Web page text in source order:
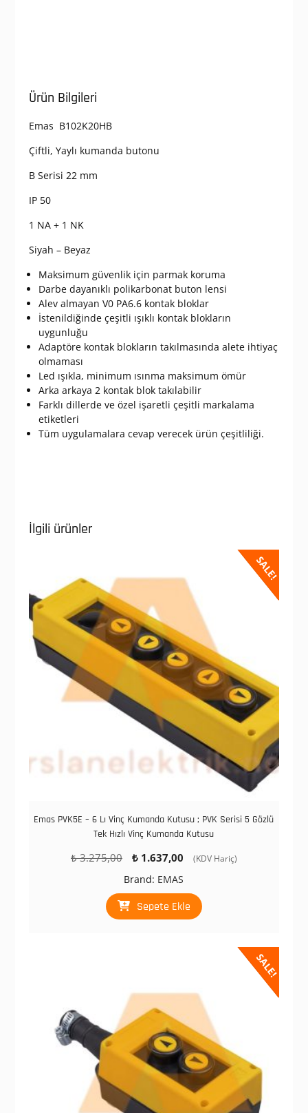
Ürün Bilgileri
Emas B102K20HB
Çiftli, Yaylı kumanda butonu
B Serisi 22 mm
IP 50
1 NA + 1 NK
Siyah – Beyaz
Maksimum güvenlik için parmak koruma
Darbe dayanıklı polikarbonat buton lensi
Alev almayan V0 PA6.6 kontak bloklar
İstenildiğinde çeşitli ışıklı kontak blokların
uygunluğu
Adaptöre kontak blokların takılmasında alete ihtiyaç
olmaması
Led ışıkla, minimum ısınma maksimum ömür
Arka arkaya 2 kontak blok takılabilir
Farklı dillerde ve özel işaretli çeşitli markalama
etiketleri
Tüm uygulamalara cevap verecek ürün çeşitliliği.
İlgili ürünler
SALE!
Emas PVK5E – 6 Lı Vinç Kumanda Kutusu ; PVK Serisi 5 Gözlü
Tek Hızlı Vinç Kumanda Kutusu
₺3.275,00
Orijinal
₺ 3.275,00.
₺1.637,00
Şu
₺ 1.637,00.
(KDV Hariç)
Brand: EMAS
Sepete Ekle
SALE!